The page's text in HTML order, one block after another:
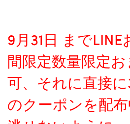
9月31日 まで
間限定数量限定
可、それに直接
のクーポンを配